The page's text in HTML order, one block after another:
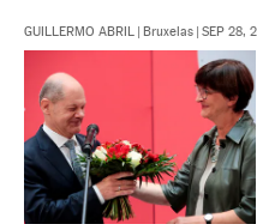
GUILLERMO ABRIL Bruxelas SEP 28,